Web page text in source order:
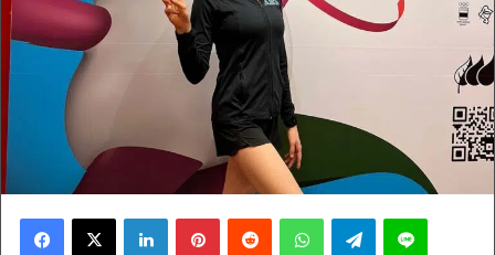
Facebook
X LinkedInPinterestReddit WhatsAppTelegramLine